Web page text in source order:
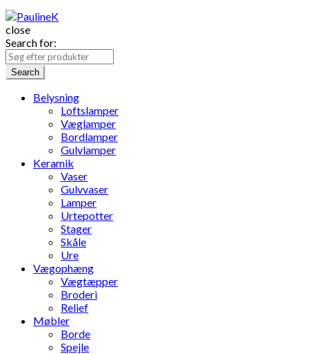
close
Search for:
Search
Belysning
Loftslamper
Væglamper
Bordlamper
Gulvlamper
Keramik
Vaser
Gulvvaser
Lamper
Urtepotter
Stager
Skåle
Ure
Vægophæng
Vægtæpper
Broderi
Relief
Møbler
Borde
Spejle